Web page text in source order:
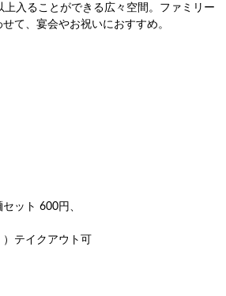
上入ることができる広々空間。ファミリー
て、宴会やお祝いにおすすめ。
ット 600円、
テイクアウト可